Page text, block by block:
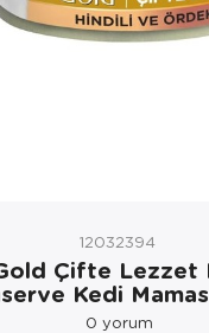
12032394
Çifte Lezzet
Kedi
0 yorum